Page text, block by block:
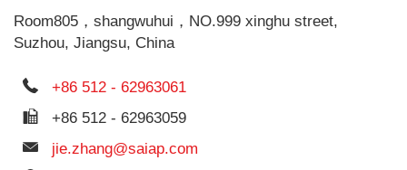
Room805，shangwuhui，NO.999 xinghu street,
Suzhou, Jiangsu, China
+86 512 - 62963061
+86 512 - 62963059
jie.zhang@saiap.com